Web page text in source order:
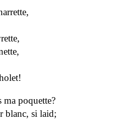
ma poquette?
blanc, si laid;